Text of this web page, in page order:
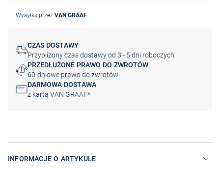
Wysyłka przez VAN GRAAF
CZAS DOSTAWY
Przybliżony czas dostawy od 3 - 5 dni roboczych
PRZEDŁUŻONE PRAWO DO ZWROTÓW
60-dniowe prawo do zwrotów
DARMOWA DOSTAWA
z kartą VAN GRAAF*
INFORMACJE O ARTYKULE